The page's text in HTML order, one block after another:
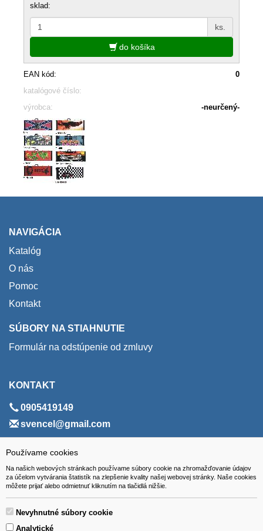
Používame cookies
Na našich webových stránkach používame súbory cookie na zhromažďovanie údajov
za účelom vytvárania štatistík na zlepšenie kvality našej webovej stránky. Naše cookies
môžete prijať alebo odmietnuť kliknutím na tlačidlá nižšie.
Nevyhnutné súbory cookie
Analytické
sklad:
ks.
do košíka
EAN kód:
0
katalógové číslo:
výrobca:
-neurčený-
NAVIGÁCIA
Katalóg
O nás
Pomoc
Kontakt
SÚBORY NA STIAHNUTIE
Formulár na odstúpenie od zmluvy
KONTAKT
0905419149
svencel@gmail.com
ADRESA
VEST - tech s.r.o.
Hviezdoslavova 280/6, 965 01 Žiar nad Hronom
Slovakia (Slovak Republic)